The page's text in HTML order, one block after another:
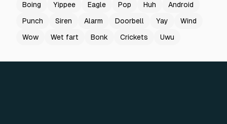
Boing
Yippee Eagle Pop Huh
Android
Punch
Siren Alarm Doorbell Yay
Wind
Wow
Wet fart Bonk Crickets Uwu